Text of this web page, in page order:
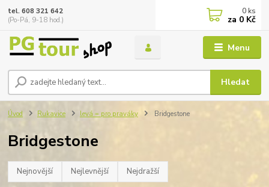
Menu
Hledat
tel. 608 321 642
(Po-Pá, 9-18 hod.)
0 ks
za 0 Kč
Úvod Rukavice levá = pro praváky Bridgestone
Bridgestone
Nejnovější Nejlevnější Nejdražší